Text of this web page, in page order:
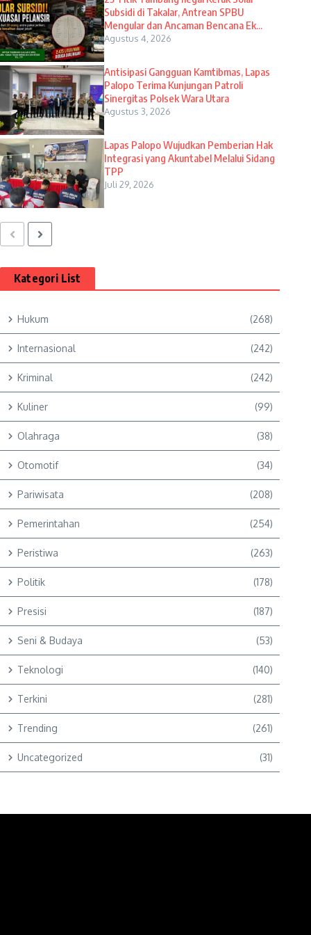
Subsidi di Takalar, Antrean SPBU
Mengular dan Ancaman Bencana Ek...
Agustus 4, 2026
Antisipasi Gangguan Kamtibmas, Lapas
Palopo Terima Kunjungan Patroli
Sinergitas Polsek Wara Utara
Agustus 3, 2026
Lapas Palopo Wujudkan Pemberian Hak
Integrasi yang Akuntabel Melalui Sidang
TPP
Juli 29, 2026
Kategori List
Hukum (268)
Internasional (242)
Kriminal (242)
Kuliner (99)
Olahraga (38)
Otomotif (34)
Pariwisata (208)
Pemerintahan (254)
Peristiwa (263)
Politik (178)
Presisi (187)
Seni & Budaya (53)
Teknologi (140)
Terkini (281)
Trending (261)
Uncategorized (31)